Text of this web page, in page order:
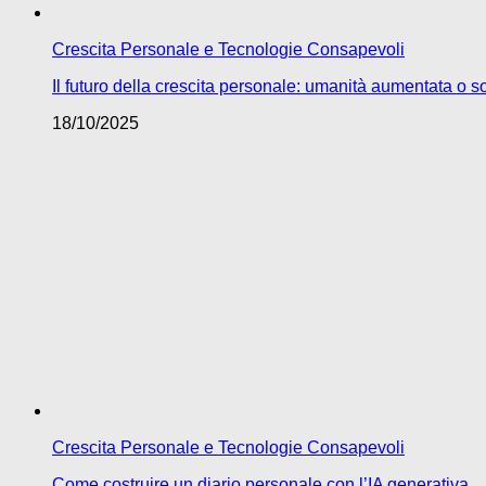
Crescita Personale e Tecnologie Consapevoli
Il futuro della crescita personale: umanità aumentata o
18/10/2025
Crescita Personale e Tecnologie Consapevoli